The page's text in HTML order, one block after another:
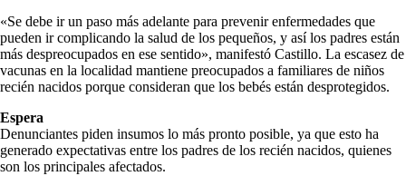
«Se debe ir un paso más adelante para prevenir enfermedades que
pueden ir complicando la salud de los pequeños, y así los padres están
más despreocupados en ese sentido», manifestó Castillo. La escasez de
vacunas en la localidad mantiene preocupados a familiares de niños
recién nacidos porque consideran que los bebés están desprotegidos.
Espera
Denunciantes piden insumos lo más pronto posible, ya que esto ha
generado expectativas entre los padres de los recién nacidos, quienes
son los principales afectados.